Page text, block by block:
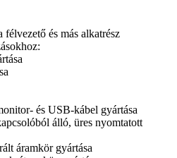
félvezető és más alkatrész
és USB-kábel gyártása
álló, üres nyomtatott
áramkör gyártása